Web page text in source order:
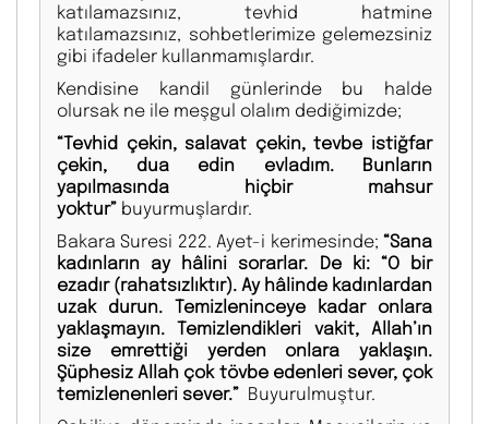
katılamazsınız, tevhid hatmine
katılamazsınız, sohbetlerimize gelemezsiniz
gibi ifadeler kullanmamışlardır.
Kendisine kandil günlerinde bu halde
olursak ne ile meşgul olalım dediğimizde;
“Tevhid çekin, salavat çekin, tevbe istiğfar
çekin, dua edin evladım. Bunların
yapılmasında hiçbir mahsur
yoktur” buyurmuşlardır.
Bakara Suresi 222. Ayet-i kerimesinde; “Sana
kadınların ay hâlini sorarlar. De ki: “O bir
ezadır (rahatsızlıktır). Ay hâlinde kadınlardan
uzak durun. Temizleninceye kadar onlara
yaklaşmayın. Temizlendikleri vakit, Allah’ın
size emrettiği yerden onlara yaklaşın.
Şüphesiz Allah çok tövbe edenleri sever, çok
temizlenenleri sever.” Buyurulmuştur.